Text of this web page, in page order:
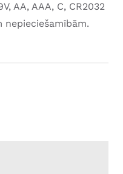
AA, AAA, C, CR2032
nepieciešamībām.